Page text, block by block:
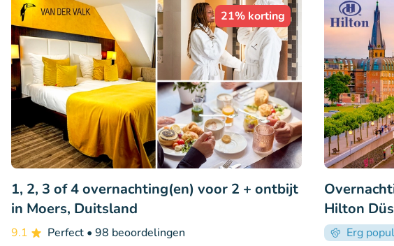
21% korting
1, 2, 3 of 4 overnachting(en) voor 2 + ontbijt
in Moers, Duitsland
9.1 Perfect • 98 beoordelingen
Hilton
Erg